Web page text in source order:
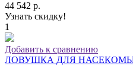
44 542 р.
Узнать скидку!
1
Добавить к сравнению
ЛОВУШКА ДЛЯ НАСЕКОМЫХ